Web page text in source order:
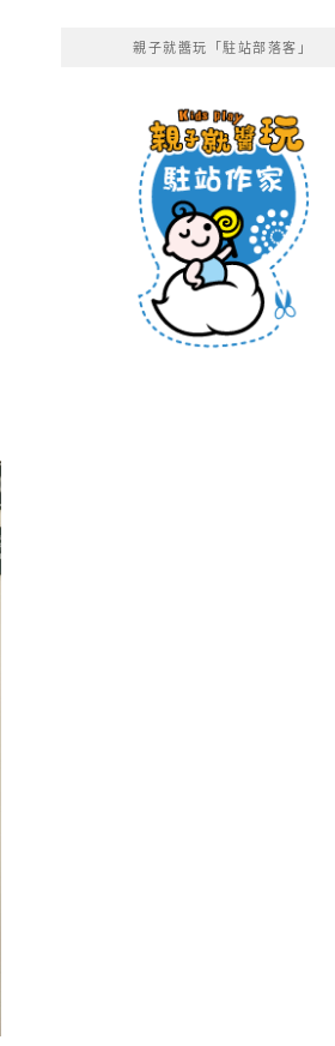
親子就醬玩「駐站部落客」